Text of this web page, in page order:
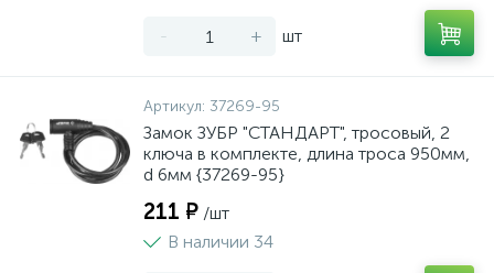
- + шт
Артикул: 37269-95
Замок ЗУБР "СТАНДАРТ", тросовый, 2
ключа в комплекте, длина троса 950мм,
d 6мм {37269-95}
211 ₽ /шт
В наличии 34